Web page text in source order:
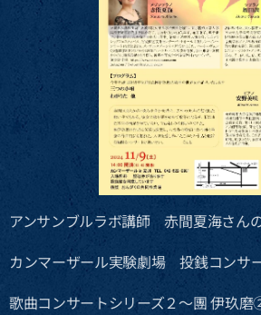
アンサンブルラボ講師 赤間夏海さん
カンマーザール実験劇場 投銭コンサ
歌曲コンサートシリーズ２～團 伊玖